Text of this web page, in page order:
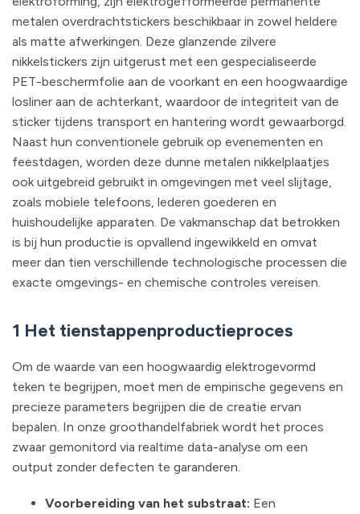
metalen overdrachtstickers beschikbaar in zowel heldere
als matte afwerkingen. Deze glanzende zilvere
nikkelstickers zijn uitgerust met een gespecialiseerde
PET-beschermfolie aan de voorkant en een hoogwaardige
losliner aan de achterkant, waardoor de integriteit van de
sticker tijdens transport en hantering wordt gewaarborgd.
Naast hun conventionele gebruik op evenementen en
feestdagen, worden deze dunne metalen nikkelplaatjes
ook uitgebreid gebruikt in omgevingen met veel slijtage,
zoals mobiele telefoons, lederen goederen en
huishoudelijke apparaten. De vakmanschap dat betrokken
is bij hun productie is opvallend ingewikkeld en omvat
meer dan tien verschillende technologische processen die
exacte omgevings- en chemische controles vereisen.
1 Het tienstappenproductieproces
Om de waarde van een hoogwaardig elektrogevormd
teken te begrijpen, moet men de empirische gegevens en
precieze parameters begrijpen die de creatie ervan
bepalen. In onze groothandelfabriek wordt het proces
zwaar gemonitord via realtime data-analyse om een
output zonder defecten te garanderen.
Voorbereiding van het substraat: Een